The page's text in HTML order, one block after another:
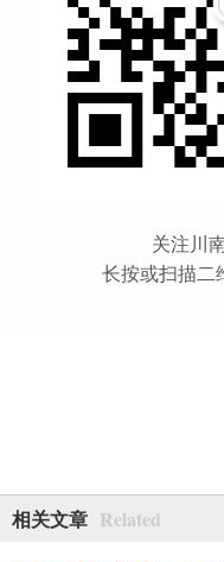
关注川
长按或扫描二
相关文章 Related